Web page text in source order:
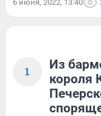
6 июня, 2022, 13:40
1
Из
короля